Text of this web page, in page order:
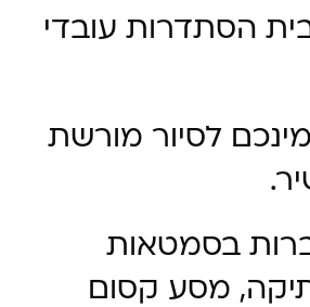
הסתדרות עובדי
לסיור מורשת
בסמטאות
מסע קסום